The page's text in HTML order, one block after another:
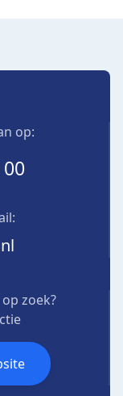
op:
zoek?